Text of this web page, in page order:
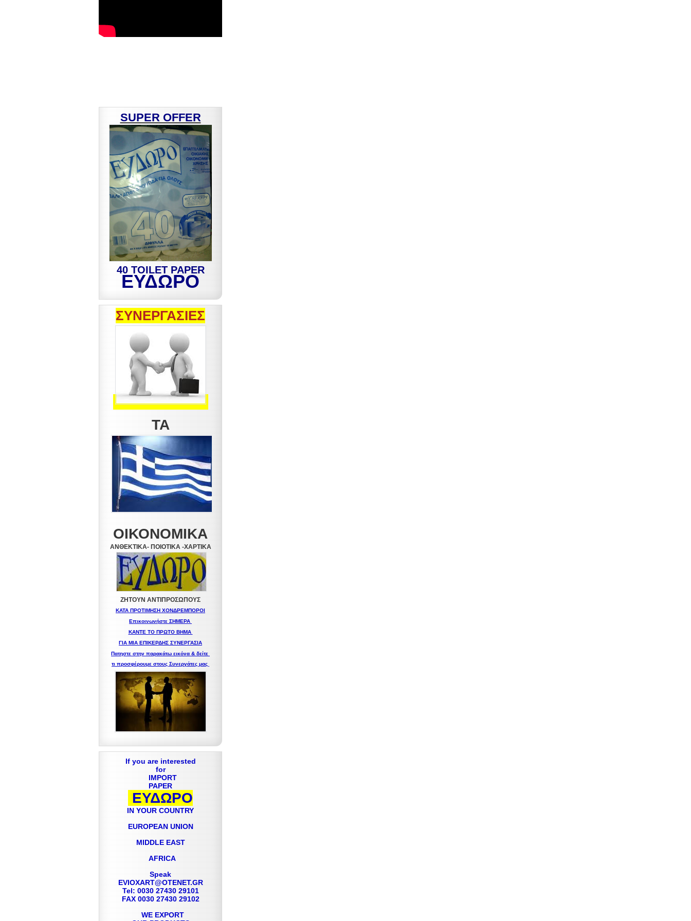
SUPER OFFER
40 TOILET PAPER
ΕΥΔΩΡΟ
ΣΥΝΕΡΓΑΣΙΕΣ
ΤΑ
ΟΙΚΟΝΟΜΙΚΑ
ΑΝΘΕΚΤΙΚΑ- ΠΟΙΟΤΙΚΑ -XAPTIKA
ΖΗΤΟΥΝ ΑΝΤΙΠΡΟΣΩΠΟΥΣ
ΚΑΤΑ ΠΡΟΤΙΜΗΣΗ ΧΟΝΔΡΕΜΠΟΡΟΙ
Επικοινωνήστε ΣΗΜΕΡΑ
ΚΑΝΤΕ ΤΟ ΠΡΩΤΟ ΒΗΜΑ
ΓΙΑ ΜΙΑ ΕΠΙΚΕΡΔΗΣ ΣΥΝΕΡΓΑΣΙΑ
Πατηστε στην παρακάτω εικόνα & δείτε
τι προσφέρουμε στους Συνεργάτες μας
If you are interested
for
IMPORT
PAPER
ΕΥΔΩΡΟ
IN YOUR COUNTRY
EUROPEAN UNION
MIDDLE EAST
AFRICA
Speak
EVIOXART@OTENET.GR
Tel: 0030 27430 29101
FAX 0030 27430 29102
WE EXPORT